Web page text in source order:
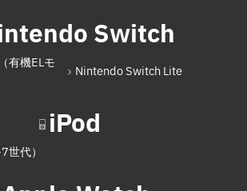
インチ（第4世代）Switch
有機ELモ
Nintendo Switch Lite
iPod
代）